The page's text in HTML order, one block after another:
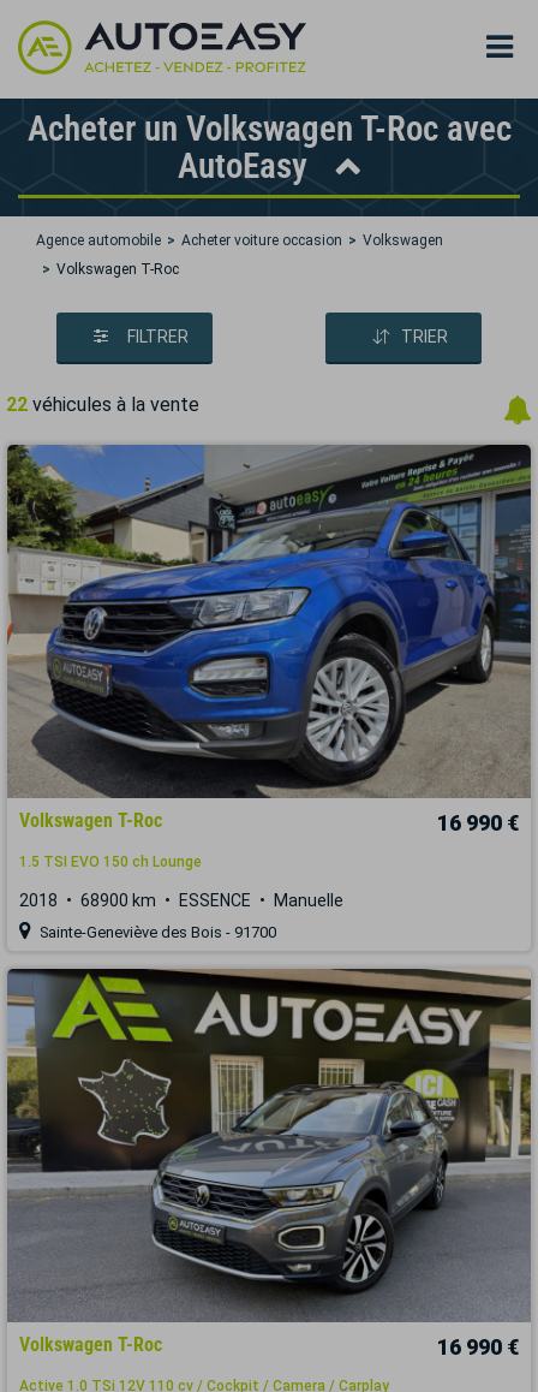
Acheter un Volkswagen T-Roc avec
AutoEasy
Agence automobile Acheter voiture occasion
Volkswagen
Volkswagen T-Roc
FILTRER TRIER
22 véhicules à la vente
Volkswagen T-Roc 16 990 €
1.5 TSI EVO 150 ch Lounge
2018 68900 km ESSENCE Manuelle
Sainte-Geneviève des Bois - 91700
Volkswagen T-Roc 16 990 €
Active 1.0 TSi 12V 110 cv / Cockpit / Camera / Carplay